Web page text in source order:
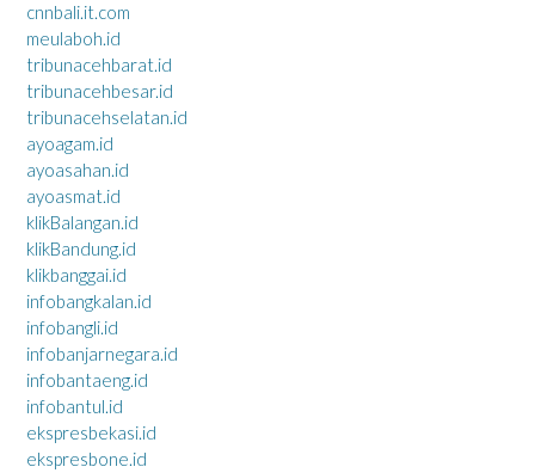
cnnbali.it.com
meulaboh.id
tribunacehbarat.id
tribunacehbesar.id
tribunacehselatan.id
ayoagam.id
ayoasahan.id
ayoasmat.id
klikBalangan.id
klikBandung.id
klikbanggai.id
infobangkalan.id
infobangli.id
infobanjarnegara.id
infobantaeng.id
infobantul.id
ekspresbekasi.id
ekspresbone.id